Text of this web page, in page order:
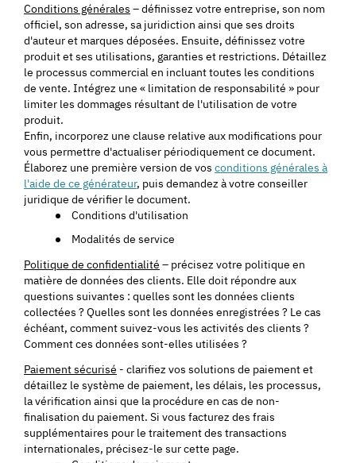
Conditions générales – définissez votre entreprise, son nom
officiel, son adresse, sa juridiction ainsi que ses droits
d'auteur et marques déposées. Ensuite, définissez votre
produit et ses utilisations, garanties et restrictions. Détaillez
le processus commercial en incluant toutes les conditions
de vente. Intégrez une « limitation de responsabilité » pour
limiter les dommages résultant de l'utilisation de votre
produit.
Enfin, incorporez une clause relative aux modifications pour
vous permettre d'actualiser périodiquement ce document.
Élaborez une première version de vos conditions générales à
l'aide de ce générateur, puis demandez à votre conseiller
juridique de vérifier le document.
Conditions d'utilisation
Modalités de service
Politique de confidentialité – précisez votre politique en
matière de données des clients. Elle doit répondre aux
questions suivantes : quelles sont les données clients
collectées ? Quelles sont les données enregistrées ? Le cas
échéant, comment suivez-vous les activités des clients ?
Comment ces données sont-elles utilisées ?
Paiement sécurisé - clarifiez vos solutions de paiement et
détaillez le système de paiement, les délais, les processus,
la vérification ainsi que la procédure en cas de non-
finalisation du paiement. Si vous facturez des frais
supplémentaires pour le traitement des transactions
internationales, précisez-le sur cette page.